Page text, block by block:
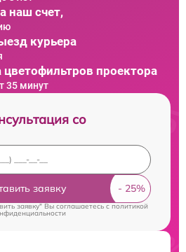
наш счет,
курьера
цветофильтров проектора
35 минут
со
заявку
заявку" Вы соглашаетесь cполитикой